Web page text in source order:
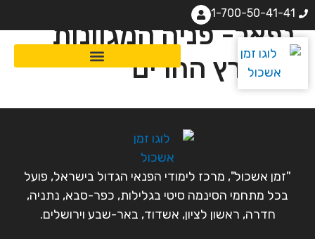
1-700-50-41-41
נפאל- פניה המגוונות
של ארץ ההרים
"זמן אשכול", מרכז לימודי הפנאי הגדול בישראל, פועל
בכל מתחמי הסינמה סיטי בגלילות, כפר-סבא, נתניה,
חדרה, ראשון לציון, אשדוד, באר-שבע וירושלים.